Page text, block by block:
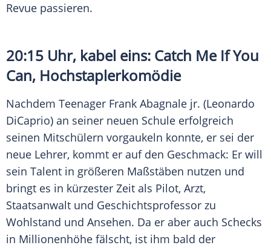
Revue passieren.
20:15 Uhr, kabel eins: Catch Me If You
Can, Hochstaplerkomödie
Nachdem Teenager Frank Abagnale jr. (Leonardo
DiCaprio) an seiner neuen Schule erfolgreich
seinen Mitschülern vorgaukeln konnte, er sei der
neue Lehrer, kommt er auf den Geschmack: Er will
sein Talent in größeren Maßstäben nutzen und
bringt es in kürzester Zeit als Pilot, Arzt,
Staatsanwalt und Geschichtsprofessor zu
Wohlstand und Ansehen. Da er aber auch Schecks
in Millionenhöhe fälscht, ist ihm bald der